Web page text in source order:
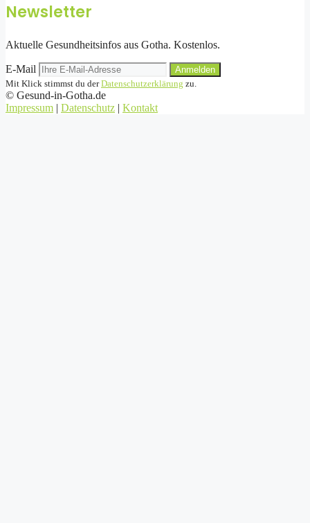
Newsletter
Aktuelle Gesundheitsinfos aus Gotha. Kostenlos.
E-Mail
Anmelden
Mit Klick stimmst du derDatenschutzerklärung zu.
© Gesund-in-Gotha.de
Impressum | Datenschutz | Kontakt